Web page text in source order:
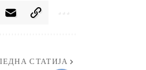
СТАТИЈА